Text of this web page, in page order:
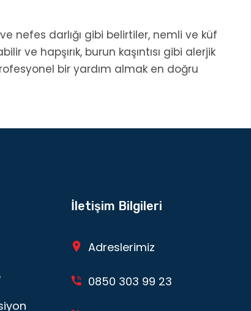
nefes darlığı gibi belirtiler, nemli ve küf
ve hapşırık, burun kaşıntısı gibi alerjik
bir yardım almak en doğru
İletişim Bilgileri
Adreslerimiz
0850 303 99 23